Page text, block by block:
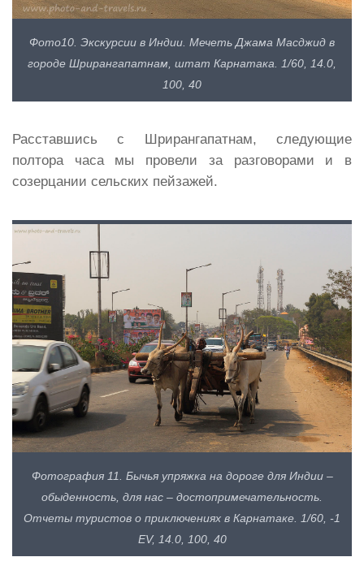
Фото10. Экскурсии в Индии. Мечеть Джама Масджид в
городе Шрирангапатнам, штат Карнатака. 1/60, 14.0,
100, 40
Расставшись с Шрирангапатнам, следующие
полтора часа мы провели за разговорами и в
созерцании сельских пейзажей.
Фотография 11. Бычья упряжка на дороге для Индии –
обыденность, для нас – достопримечательность.
Отчеты туристов о приключениях в Карнатаке. 1/60, -1
EV, 14.0, 100, 40